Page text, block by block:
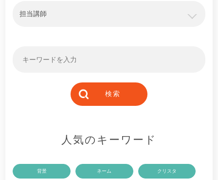
担当講師
人気のキーワード
背景 ネーム クリスタ